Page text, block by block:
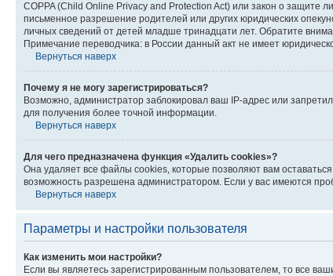
COPPA (Child Online Privacy and Protection Act) или закон о
письменное разрешение родителей или других юридических
личных сведений от детей младше тринадцати лет. Обратите
Примечание переводчика: в России данный акт не имеет
Вернуться наверх
Почему я не могу зарегистрироваться?
Возможно, администратор заблокировал ваш IP-адрес или
для получения более точной информации.
Вернуться наверх
Для чего предназначена функция «Удалить cookies»?
Она удаляет все файлы cookies, которые позволяют вам
возможность разрешена администратором. Если у вас имеются
Вернуться наверх
Параметры и настройки пользователя
Как изменить мои настройки?
Если вы являетесь зарегистрированным пользователем, то все